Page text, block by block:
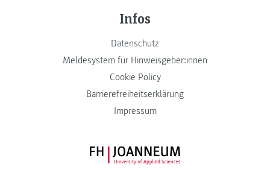
Infos
Datenschutz
Meldesystem für Hinweisgeber:innen
Cookie Policy
Barrierefreiheitserklärung
Impressum
FH JOANNEUM Logo